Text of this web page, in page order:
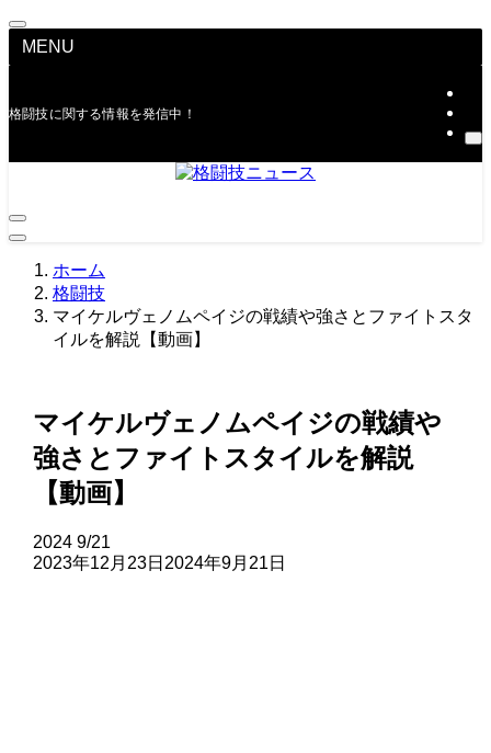
MENU
格闘技に関する情報を発信中！
ホーム
格闘技
マイケルヴェノムペイジの戦績や強さとファイトスタ
イルを解説【動画】
マイケルヴェノムペイジの戦績や
強さとファイトスタイルを解説
【動画】
2024 9/21
2023年12月23日 2024年9月21日